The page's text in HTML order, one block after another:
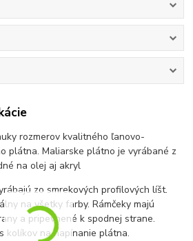
rozmerov kvalitného ľanovo-
plátna. Maliarske plátno je vyrábané z
na olej aj akryl
zo smrekových profilových líšt.
na všetky farby. Rámčeky majú
a pripevnené k spodnej strane.
kolíkov na napínanie plátna.